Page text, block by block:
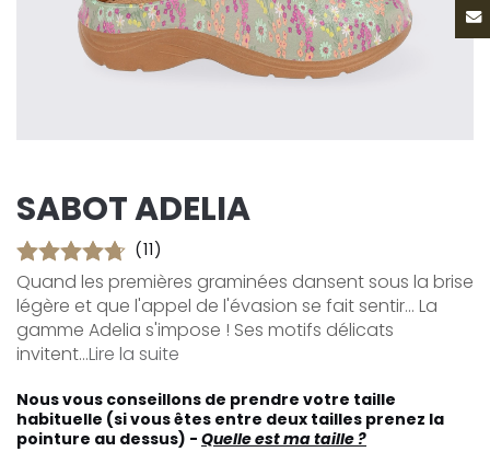
SABOT ADELIA
(11)
Quand les premières graminées dansent sous la brise
légère et que l'appel de l'évasion se fait sentir... La
gamme Adelia s'impose ! Ses motifs délicats
invitent...Lire la suite
Nous vous conseillons de prendre votre taille
habituelle (si vous êtes entre deux tailles prenez la
pointure au dessus) - Quelle est ma taille ?